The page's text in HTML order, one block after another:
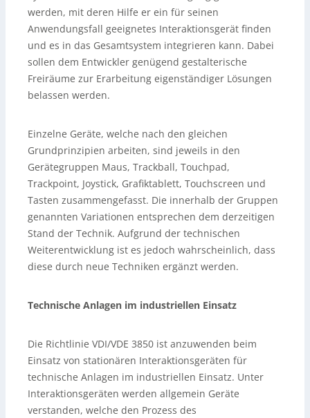
werden, mit deren Hilfe er ein für seinen
Anwendungsfall geeignetes Interaktionsgerät finden
und es in das Gesamtsystem integrieren kann. Dabei
sollen dem Entwickler genügend gestalterische
Freiräume zur Erarbeitung eigenständiger Lösungen
belassen werden.
Einzelne Geräte, welche nach den gleichen
Grundprinzipien arbeiten, sind jeweils in den
Gerätegruppen Maus, Trackball, Touchpad,
Trackpoint, Joystick, Grafiktablett, Touchscreen und
Tasten zusammengefasst. Die innerhalb der Gruppen
genannten Variationen entsprechen dem derzeitigen
Stand der Technik. Aufgrund der technischen
Weiterentwicklung ist es jedoch wahrscheinlich, dass
diese durch neue Techniken ergänzt werden.
Technische Anlagen im industriellen Einsatz
Die Richtlinie VDI/VDE 3850 ist anzuwenden beim
Einsatz von stationären Interaktionsgeräten für
technische Anlagen im industriellen Einsatz. Unter
Interaktionsgeräten werden allgemein Geräte
verstanden, welche den Prozess des